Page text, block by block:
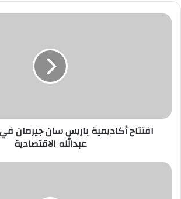
افتتاح
عبدالله
الاقتصاديةافتتاح أكاديمية باريس سان جيرمان
عبدالله الاقتصادية
تنفيذ